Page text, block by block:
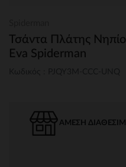
Τσάντα Πλάτης
Eva Spiderman
ΆΜΕΣΗ